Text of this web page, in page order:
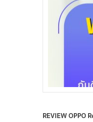
REVIEW OPPO